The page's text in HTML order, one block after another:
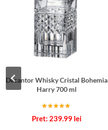
Decantor Whisky Cristal Bohemia
Harry 700 ml
5.00
239.99 lei